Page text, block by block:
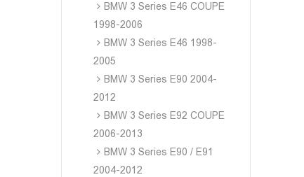
BMW 3 Series E46 COUPE
1998-2006
BMW 3 Series E46 1998-
2005
BMW 3 Series E90 2004-
2012
BMW 3 Series E92 COUPE
2006-2013
BMW 3 Series E90 / E91
2004-2012